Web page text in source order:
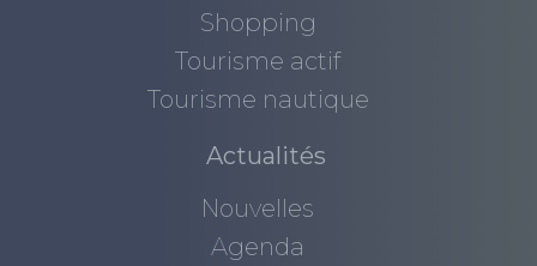
Shopping
Tourisme actif
Tourisme nautique
Actualités
Nouvelles
Agenda